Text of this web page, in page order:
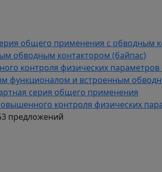
общего применения с обводным
обводным контактором (байпас)
контроля физических
функционалом и встроенным
серия общего применения
контроля физических
предложений